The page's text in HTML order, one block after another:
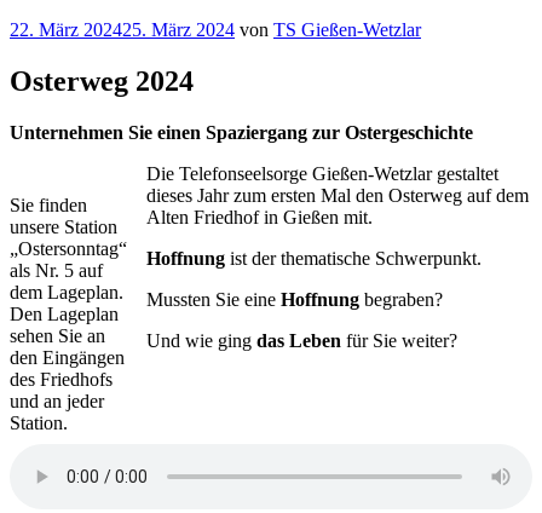
Veröffentlicht
22. März 202425. März 2024 von TS Gießen-Wetzlar
Osterweg 2024
Unternehmen Sie einen Spaziergang zur Ostergeschichte
Sie finden
unsere Station
„Ostersonntag“
als Nr. 5 auf
dem Lageplan.
Den Lageplan
sehen Sie an
den Eingängen
des Friedhofs
und an jeder
Station.
Die Telefonseelsorge Gießen-Wetzlar gestaltet
dieses Jahr zum ersten Mal den Osterweg auf dem
Alten Friedhof in Gießen mit.
Hoffnung ist der thematische Schwerpunkt.
Mussten Sie eine Hoffnung begraben?
Und wie ging das Leben für Sie weiter?